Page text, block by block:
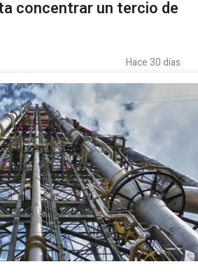
concentrar un tercio de
Hace 30 días